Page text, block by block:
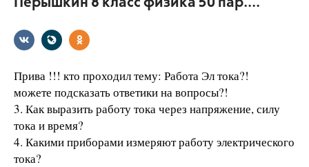
Перышкин 8 класс физика 50 пар....
Прива !!! кто проходил тему: Работа Эл тока?!
можете подсказать ответики на вопросы?!
3. Как выразить работу тока через напряжение, силу
тока и время?
4. Какими приборами измеряют работу электрического
тока?